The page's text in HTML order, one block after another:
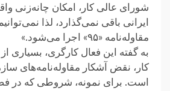
شورای عالی کار، امکان چانه‌زنی
ایرانی باقی نمی‌گذارد، لذا
مقاوله‌نامه «۹۵» اجرا می‌شود.»
به گفته این فعال کارگری، بسیاری
کار، نقض آشکار مقاوله‌نامه‌های
است. برای نمونه، شروطی که در